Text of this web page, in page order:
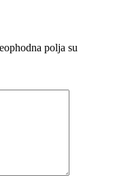
polja su